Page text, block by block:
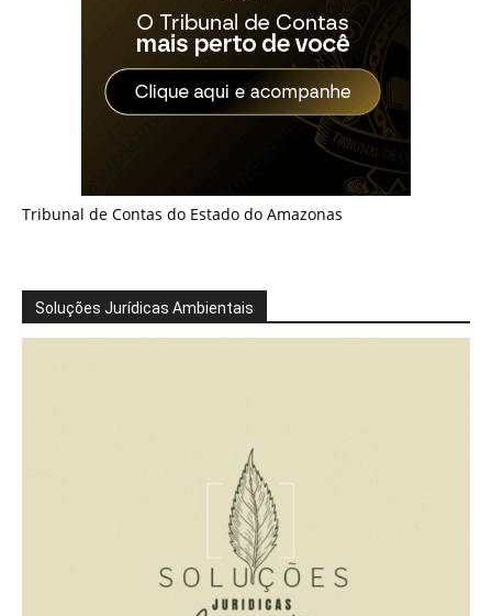
Tribunal de Contas do Estado do Amazonas
Soluções Jurídicas Ambientais